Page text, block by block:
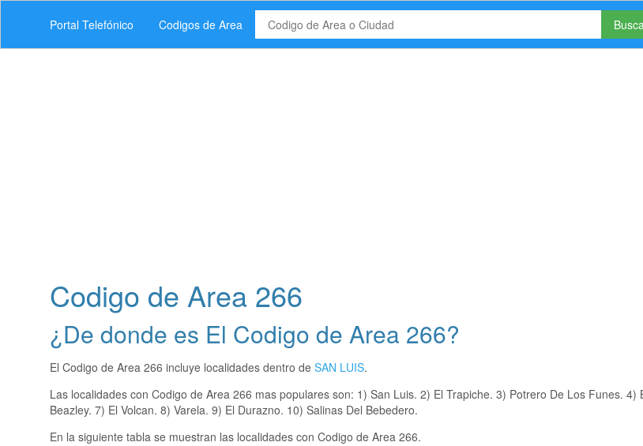
Portal Telefónico Codigos de Area
Codigo de Area 266
¿De donde es El Codigo de Area 266?
El Codigo de Area 266 incluye localidades dentro de SAN LUIS.
Las localidades con Codigo de Area 266 mas populares son: 1) San Luis. 2) El Trapiche. 3) Potrero De Los Funes. 4)
Beazley. 7) El Volcan. 8) Varela. 9) El Durazno. 10) Salinas Del Bebedero.
En la siguiente tabla se muestran las localidades con Codigo de Area 266.